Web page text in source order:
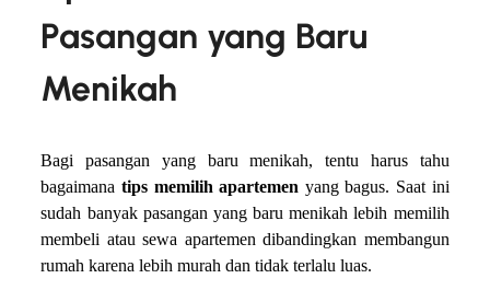
Pasangan yang Baru
Menikah
Bagi pasangan yang baru menikah, tentu harus tahu
bagaimana tips memilih apartemen yang bagus. Saat ini
sudah banyak pasangan yang baru menikah lebih memilih
membeli atau sewa apartemen dibandingkan membangun
rumah karena lebih murah dan tidak terlalu luas.